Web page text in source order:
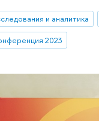
и аналитика
2023